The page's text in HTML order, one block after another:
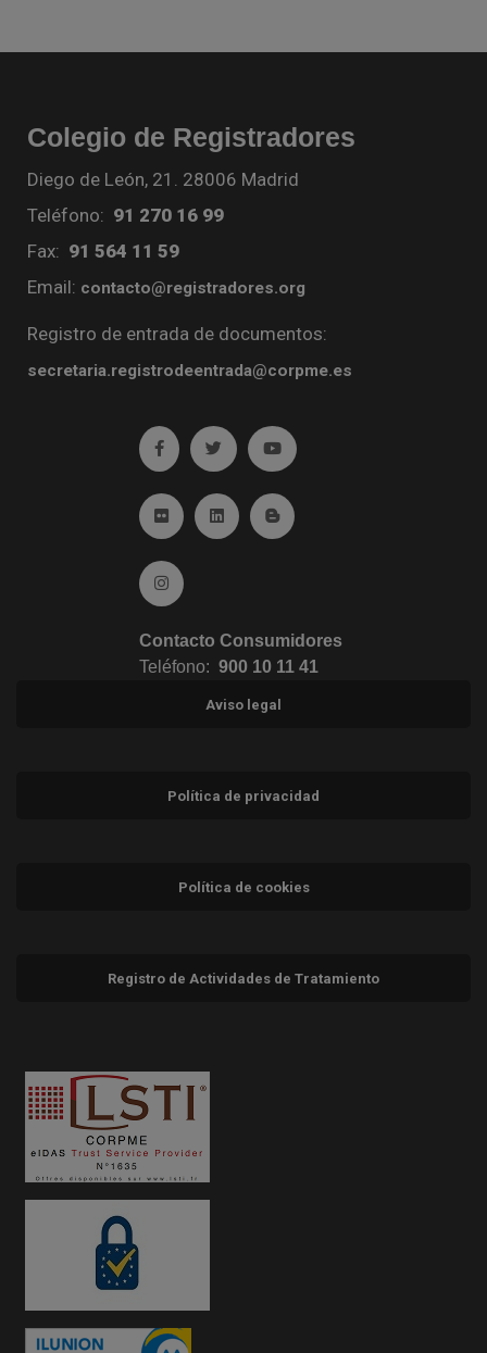
Colegio de Registradores
Diego de León, 21. 28006 Madrid
Teléfono: 91 270 16 99
Fax: 91 564 11 59
Email: contacto@registradores.org
Registro de entrada de documentos:
secretaria.registrodeentrada@corpme.es
Ir a facebook (abre en ventana nueva)
Ir a twitter (abre en ventana nueva)
Ir a YouTube (abre en
Ir a Flickr (abre en ventana nueva)
Ir a Linkedin (abre en ventana nueva)
Ir al Blog (abre en ventana
Ir a Instagram (abre en ventana nueva)
Contacto Consumidores
Teléfono: 900 10 11 41
Aviso legal
Política de privacidad
Política de cookies
Registro de Actividades de Tratamiento